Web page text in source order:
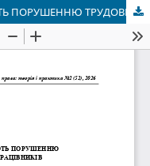
ОСНОВНІ ФАКТОРИ, ЩО СПРИЯЮТЬ ПОРУШЕННЮ ТРУДОВИХ ПРАВ ТВОРЧИХ ПРАЦІВНИКІВ